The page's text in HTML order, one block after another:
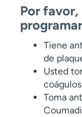
Por
Tiene
de
Usted
Toma